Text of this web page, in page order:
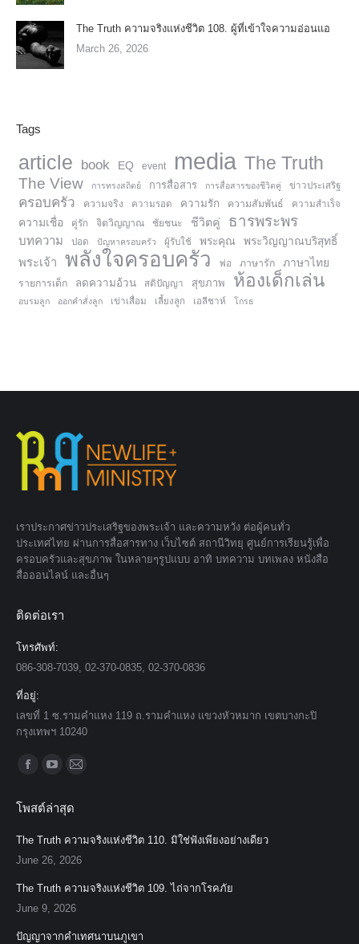
The Truth ความจริงแห่งชีวิต 108. ผู้ที่เข้าใจความอ่อนแอ
March 26, 2026
Tags
article book EQ event media The Truth
The View การทรงสถิตย์ การสื่อสาร การสื่อสารของชีวิตคู่ ข่าวประเสริฐ
ครอบครัว ความจริง ความรอด ความรัก ความสัมพันธ์ ความสำเร็จ
ความเชื่อ คู่รัก จิตวิญญาณ ชัยชนะ ชีวิตคู่ ธารพระพร
บทความ ปอด ปัญหาครอบครัว ผู้รับใช้ พระคุณ
พระวิญญาณบริสุทธิ์
พระเจ้า
พลังใจครอบครัว พ่อ ภาษารัก ภาษาไทย
รายการเด็ก ลดความอ้วน สติปัญญา สุขภาพ ห้องเด็กเล่น
อบรมลูก ออกคำสั่งลูก เข่าเสื่อม เลี้ยงลูก เอลีชาห์ โกรธ
เราประกาศข่าวประเสริฐของพระเจ้า และความหวัง ต่อผู้คนทั่ว
ประเทศไทย ผ่านการสื่อสารทาง เว็บไซต์ สถานีวิทยุ ศูนย์การเรียนรู้เพื่อ
ครอบครัวและสุขภาพ ในหลายๆรูปแบบ อาทิ บทความ บทเพลง หนังสือ
สื่อออนไลน์ และอื่นๆ
ติดต่อเรา
โทรศัพท์:
086-308-7039, 02-370-0835, 02-370-0836
ที่อยู่:
เลขที่ 1 ซ.รามคำแหง 119 ถ.รามคำแหง แขวงหัวหมาก เขตบางกะปิ
กรุงเทพฯ 10240
Find us on:
opens
in
new
opens
in
new
in
new
โพสต์ล่าสุด
The Truth ความจริงแห่งชีวิต 110. มิใช่ฟังเพียงอย่างเดียว
June 26, 2026
The Truth ความจริงแห่งชีวิต 109. ไถ่จากโรคภัย
June 9, 2026
ปัญญาจากคำเทศนาบนภูเขา